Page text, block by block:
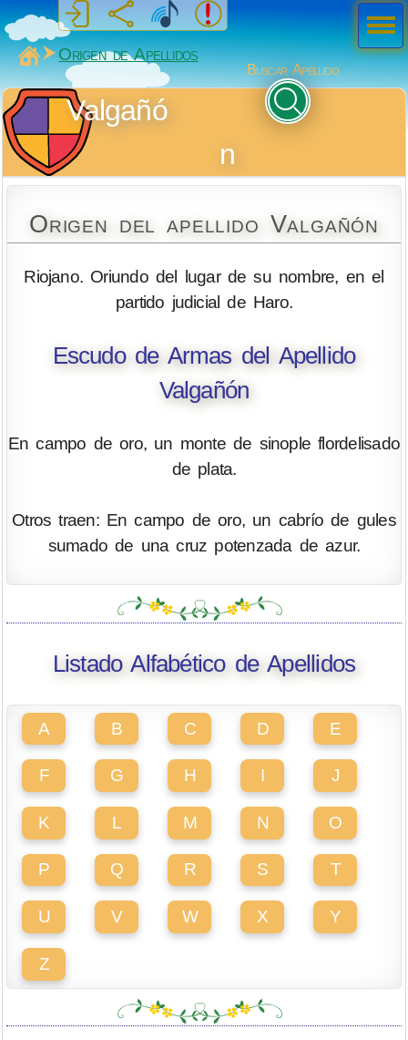
MiSabueso
Origen de Apellidos
Buscar Apellido
Valgañó
n
Origen del apellido Valgañón
Riojano. Oriundo del lugar de su nombre, en el
partido judicial de Haro.
Escudo de Armas del Apellido
Valgañón
En campo de oro, un monte de sinople flordelisado
de plata.
Otros traen: En campo de oro, un cabrío de gules
sumado de una cruz potenzada de azur.
Listado Alfabético de Apellidos
A B C D E
F G H I J
K L M N O
P Q R S T
U V W X Y
Z
Men
ú